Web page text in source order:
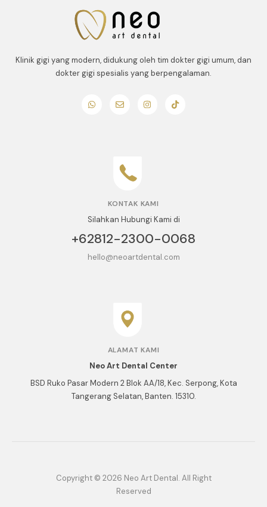
Klinik gigi yang modern, didukung oleh tim dokter gigi umum, dan
dokter gigi spesialis yang berpengalaman.
KONTAK KAMI
Silahkan Hubungi Kami di
+62812-2300-0068
hello@neoartdental.com
ALAMAT KAMI
Neo Art Dental Center
BSD Ruko Pasar Modern 2 Blok AA/18, Kec. Serpong, Kota
Tangerang Selatan, Banten. 15310.
Copyright © 2026 Neo Art Dental. All Right
Reserved